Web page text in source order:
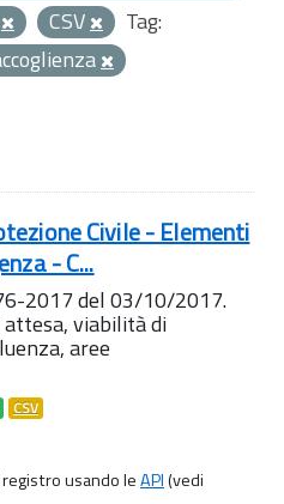
CSV
Tag:
Civile - Elementi
- C...
2017 del 03/10/2017.
attesa, viabilità di
aree
CSV
usando leAPI(vedi